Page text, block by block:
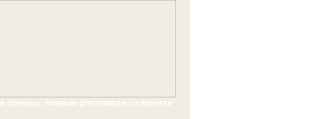
бренды пивные фестивали о проекте